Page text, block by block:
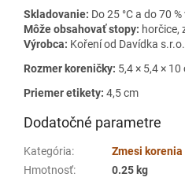
Skladovanie: Do 25 °C a do 70
Môže obsahovať stopy: horčice,
Výrobca: Koření od Davídka
Rozmer koreničky: 5,4 × 5,4 × 10
Priemer etikety: 4,5 cm
Dodatočné parametre
Kategória:
Zmesi
Hmotnosť:
0.25 kg